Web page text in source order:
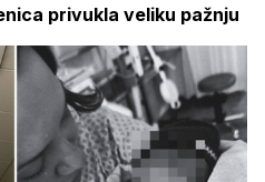
privukla veliku pažnju